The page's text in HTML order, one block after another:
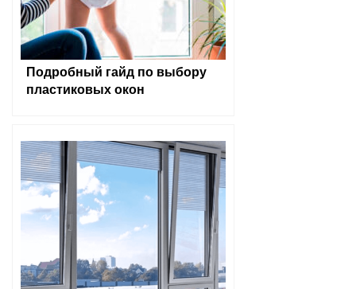
Подробный гайд по выбору
пластиковых окон